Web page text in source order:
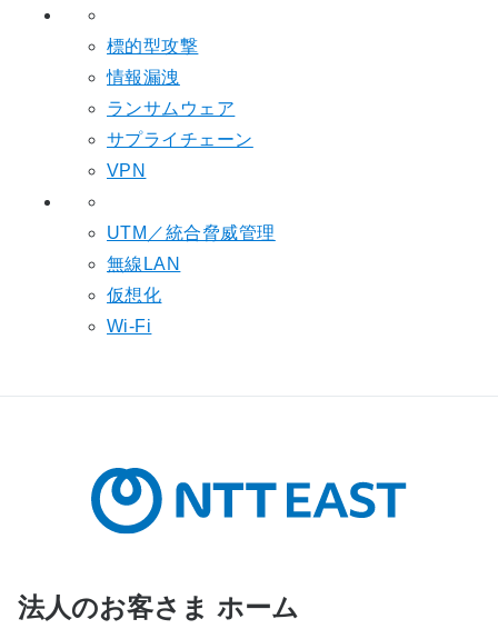
標的型攻撃
情報漏洩
ランサムウェア
サプライチェーン
VPN
UTM／統合脅威管理
無線LAN
仮想化
Wi-Fi
法人のお客さま ホーム